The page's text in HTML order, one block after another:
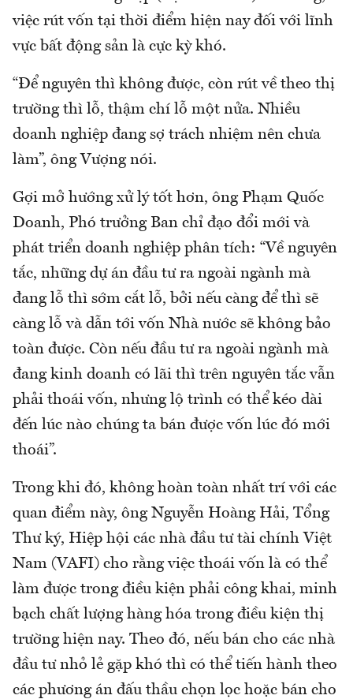
việc rút vốn tại thời điểm hiện nay đối với lĩnh
vực bất động sản là cực kỳ khó.
“Để nguyên thì không được, còn rút về theo thị
trường thì lỗ, thậm chí lỗ một nửa. Nhiều
doanh nghiệp đang sợ trách nhiệm nên chưa
làm”, ông Vượng nói.
Gợi mở hướng xử lý tốt hơn, ông Phạm Quốc
Doanh, Phó trưởng Ban chỉ đạo đổi mới và
phát triển doanh nghiệp phân tích: “Về nguyên
tắc, những dự án đầu tư ra ngoài ngành mà
đang lỗ thì sớm cắt lỗ, bởi nếu càng để thì sẽ
càng lỗ và dẫn tới vốn Nhà nước sẽ không bảo
toàn được. Còn nếu đầu tư ra ngoài ngành mà
đang kinh doanh có lãi thì trên nguyên tắc vẫn
phải thoái vốn, nhưng lộ trình có thể kéo dài
đến lúc nào chúng ta bán được vốn lúc đó mới
thoái”.
Trong khi đó, không hoàn toàn nhất trí với các
quan điểm này, ông Nguyễn Hoàng Hải, Tổng
Thư ký, Hiệp hội các nhà đầu tư tài chính Việt
Nam (VAFI) cho rằng việc thoái vốn là có thể
làm được trong điều kiện phải công khai, minh
bạch chất lượng hàng hóa trong điều kiện thị
trường hiện nay. Theo đó, nếu bán cho các nhà
đầu tư nhỏ lẻ gặp khó thì có thể tiến hành theo
các phương án đấu thầu chọn lọc hoặc bán cho